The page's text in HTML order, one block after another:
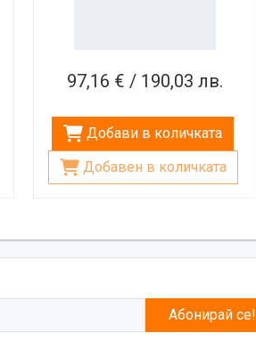
97,16 € / 190,03 лв.
Добави в количката
Добавен в количката
Абонирай се!